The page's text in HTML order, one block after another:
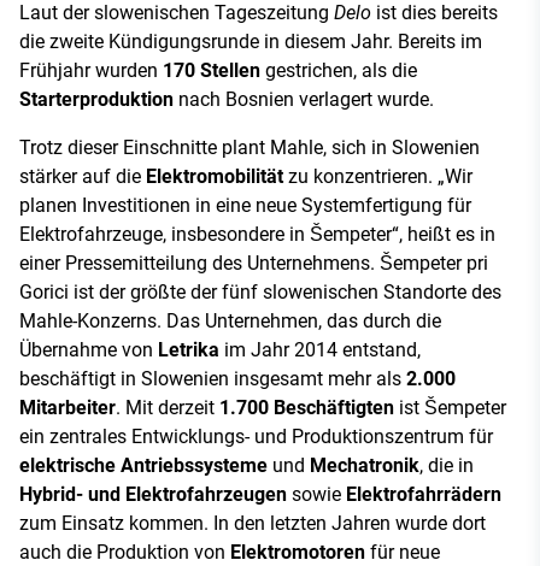
Laut der slowenischen Tageszeitung Delo ist dies bereits
die zweite Kündigungsrunde in diesem Jahr. Bereits im
Frühjahr wurden 170 Stellen gestrichen, als die
Starterproduktion nach Bosnien verlagert wurde.
Trotz dieser Einschnitte plant Mahle, sich in Slowenien
stärker auf die Elektromobilitätzu konzentrieren. „Wir
planen Investitionen in eine neue Systemfertigung für
Elektrofahrzeuge, insbesondere in Šempeter“, heißt es in
einer Pressemitteilung des Unternehmens. Šempeter pri
Gorici ist der größte der fünf slowenischen Standorte des
Mahle-Konzerns. Das Unternehmen, das durch die
Übernahme von Letrika im Jahr 2014 entstand,
beschäftigt in Slowenien insgesamt mehr als 2.000
Mitarbeiter. Mit derzeit 1.700 Beschäftigten ist Šempeter
ein zentrales Entwicklungs- und Produktionszentrum für
elektrische Antriebssysteme und Mechatronik, die in
Hybrid- und Elektrofahrzeugen sowie Elektrofahrrädern
zum Einsatz kommen. In den letzten Jahren wurde dort
auch die Produktion von Elektromotoren für neue